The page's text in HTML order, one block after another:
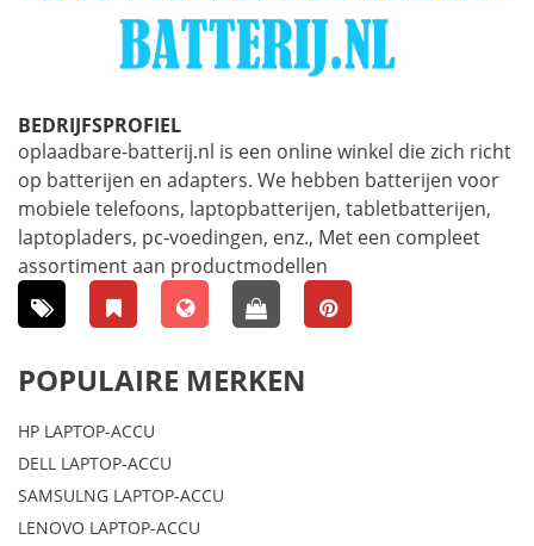
BEDRIJFSPROFIEL
oplaadbare-batterij.nl is een online winkel die zich richt
op batterijen en adapters. We hebben batterijen voor
mobiele telefoons, laptopbatterijen, tabletbatterijen,
laptopladers, pc-voedingen, enz., Met een compleet
assortiment aan productmodellen
POPULAIRE MERKEN
HP LAPTOP-ACCU
DELL LAPTOP-ACCU
SAMSULNG LAPTOP-ACCU
LENOVO LAPTOP-ACCU